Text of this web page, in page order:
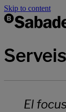
Skip to content
El